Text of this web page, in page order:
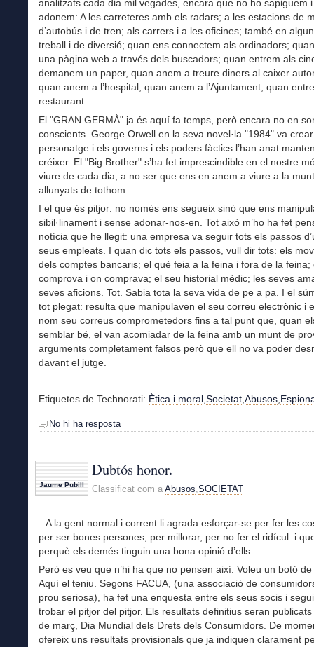
analitzats cada dia mil vegades, encara que no ho sapiguem
adonem: A les carreteres amb els radars; a les estacions de
d’autobús i de tren; als carrers i a les oficines; també en
treball i de diversió; quan ens connectem als ordinadors;
una pàgina web a través dels buscadors; quan entrem als
demanem un paper, quan anem a treure diners al caixer
quan anem a l’hospital; quan anem a l’Ajuntament; quan
restaurant…
El "GRAN GERMÀ" ja és aquí fa temps, però encara no en
conscients. George Orwell en la seva novel·la "1984" va
personatge i els governs i els poders fàctics l’han anat
créixer. El "Big Brother" s’ha fet imprescindible en el nostre
viure de cada dia, a no ser que ens en anem a viure a la
allunyats de tothom.
I el que és pitjor: no només ens segueix sinó que ens
sibil·linament i sense adonar-nos-en. Tot això m’ho ha fet
notícia que he llegit: una empresa va seguir tots els passos
seus empleats. I quan dic tots els passos, vull dir tots: els
dels comptes bancaris; el què feia a la feina i fora de la feina;
comprova i on comprava; el seu historial mèdic; les seves
seves aficions. Tot. Sabia tota la seva vida de pe a pa. I el
tot plegat: resulta que manipulaven el seu correu electrònic i
nom seu correus comprometedors fins a tal punt que, quan
semblar bé, el van acomiadar de la feina amb un munt de
arguments completament falsos però que ell no va poder
davant el jutge.
Etiquetes de Technorati: Ètica i moral Societat Abusos
No hi ha resposta
Jaume Pubill
Dubtós honor.
Classificat com a Abusos,SOCIETAT
A la gent normal i corrent li agrada esforçar-se per fer les
per ser bones persones, per millorar, per no fer el ridícul i
perquè els demés tinguin una bona opinió d’ells…
Però es veu que n’hi ha que no pensen així. Voleu un botó
Aquí el teniu. Segons FACUA, (una associació de
prou seriosa), ha fet una enquesta entre els seus socis i
trobar el pitjor del pitjor. Els resultats definitius seran
de març, Dia Mundial dels Drets dels Consumidors. De
ofereix uns resultats provisionals que ja indiquen clarament